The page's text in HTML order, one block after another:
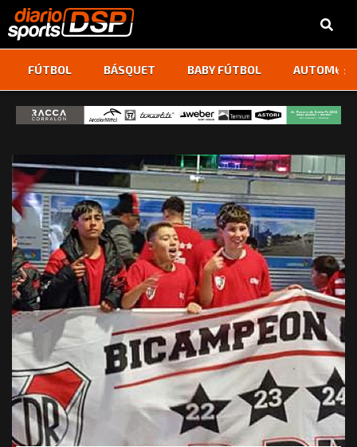
FÚTBOL BÁSQUET BABY FÚTBOL ‹ ›